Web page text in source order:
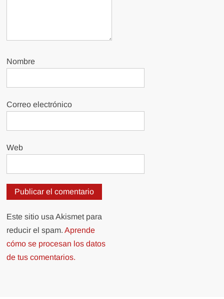
Nombre
Correo electrónico
Web
Este sitio usa Akismet para
reducir el spam.Aprende
cómo se procesan los datos
de tus comentarios.